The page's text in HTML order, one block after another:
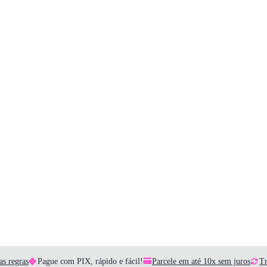
regras Pague com PIX, rápido e fácil! Parcele em até 10x sem juros